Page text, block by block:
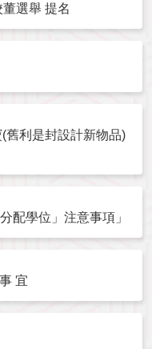
選舉 提名
舊利是封設計新物品)
配學位」注意事項」
宜